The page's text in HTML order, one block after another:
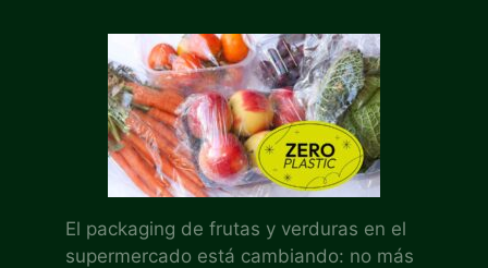
El packaging de frutas y verduras en el
supermercado está cambiando: no más